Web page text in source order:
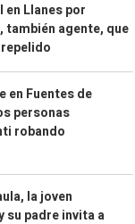
en Llanes por
también agente, que
en Fuentes de
personas
robando
la joven
su padre invita a